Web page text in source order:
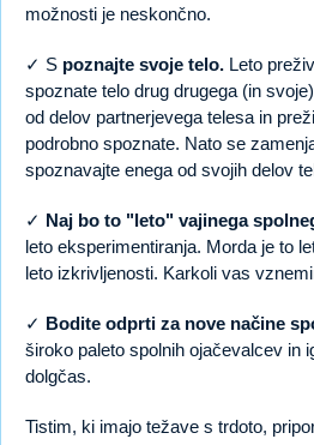
možnosti je neskončno.
✓ S poznajte svoje telo. Leto
spoznate telo drug drugega (in
od delov partnerjevega telesa in
podrobno spoznate. Nato se
spoznavajte enega od svojih delov
✓ Naj bo to "leto" vajinega
leto eksperimentiranja. Morda je to
leto izkrivljenosti. Karkoli vas
✓ Bodite odprti za nove načine
široko paleto spolnih ojačevalcev in
dolgčas.
Tistim, ki imajo težave s trdoto,